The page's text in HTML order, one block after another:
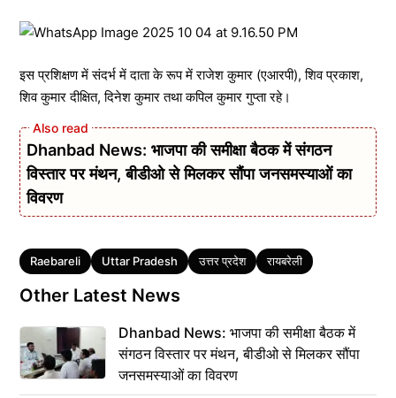
इस प्रशिक्षण में संदर्भ में दाता के रूप में राजेश कुमार (एआरपी), शिव प्रकाश,
शिव कुमार दीक्षित, दिनेश कुमार तथा कपिल कुमार गुप्ता रहे।
Dhanbad News: भाजपा की समीक्षा बैठक में संगठन
विस्तार पर मंथन, बीडीओ से मिलकर सौंपा जनसमस्याओं का
विवरण
Tags
Raebareli Uttar Pradesh उत्तर प्रदेश रायबरेली
Other Latest News
Dhanbad News: भाजपा की समीक्षा बैठक में
संगठन विस्तार पर मंथन, बीडीओ से मिलकर सौंपा
जनसमस्याओं का विवरण